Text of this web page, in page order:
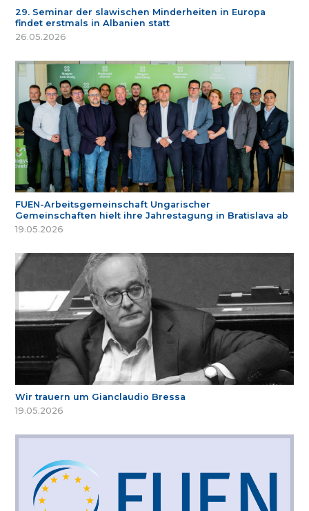
29. Seminar der slawischen Minderheiten in Europa
findet erstmals in Albanien statt
26.05.2026
FUEN-Arbeitsgemeinschaft Ungarischer
Gemeinschaften hielt ihre Jahrestagung in Bratislava ab
19.05.2026
Wir trauern um Gianclaudio Bressa
19.05.2026